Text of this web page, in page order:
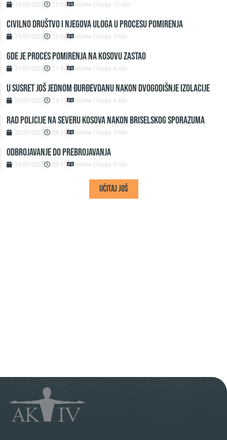
13/06/2022 15:29 Vreme čitanja: 11 min
CIVILNO DRUŠTVO I NJEGOVA ULOGA U PROCESU POMIRENJA
29/05/2022 10:54 Vreme čitanja: 3 min
GDE JE PROCES POMIRENJA NA KOSOVU ZASTAO
27/05/2022 11:27 Vreme čitanja: 4 min
U SUSRET JOŠ JEDNOM ĐURĐEVDANU NAKON DVOGODIŠNJE IZOLACIJE
03/05/2022 14:15 Vreme čitanja: 6 min
RAD POLICIJE NA SEVERU KOSOVA NAKON BRISELSKOG SPORAZUMA
22/01/2022 08:35 Vreme čitanja: 3 min
ODBROJAVANJE DO PREBROJAVANJA
18/01/2022 08:51 Vreme čitanja: 5 min
Učitaj još